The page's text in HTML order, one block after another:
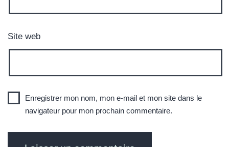
Site web
Enregistrer mon nom, mon e-mail et mon site dans le
navigateur pour mon prochain commentaire.